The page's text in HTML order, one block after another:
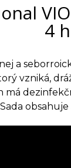
4
a
vzniká,